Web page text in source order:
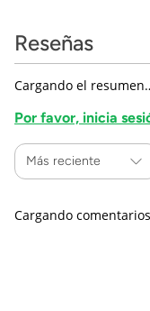
Reseñas
Cargando el
Por favor, inicia
Más reciente
Cargando